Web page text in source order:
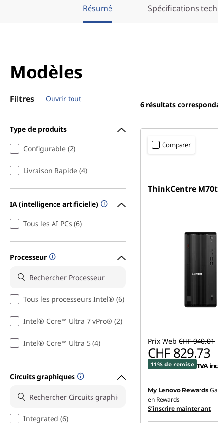
Résumé Spécifications
Modèles
Filtres Ouvrir tout
Type de produits
Configurable (2)
Livraison Rapide (4)
IA (intelligence artificielle)
Tous les AI PCs (6)
Processeur
Tous les processeurs Intel® (6)
Intel® Core™ Ultra 7 vPro® (2)
Intel® Core™ Ultra 5 (4)
Circuits graphiques
Integrated (6)
6 résultats
Comparer
ThinkCentre
Prix Web CHF 940.01
CHF 829.73
11% de remise TVA
My Lenovo Rewards
en Rewards
S’inscrire maintenant